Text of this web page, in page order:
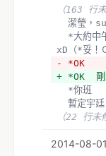
（163 行未
潔瑩
xD（*妥！
- *OK
+ *OK  剛
  *你班
暫定宇
（22 行未
2014-08-